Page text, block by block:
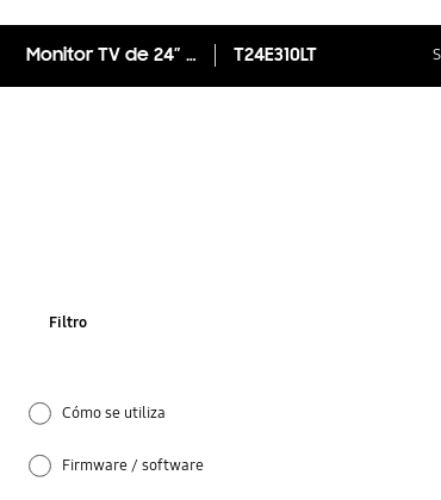
Monitor TV de 24” con un ángulo de visión amplia T24E310LT
Filtro
Cómo se utiliza
Firmware / software